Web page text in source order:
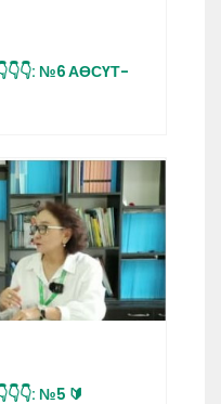
№6 АӨСҮТ-
№5 🔰